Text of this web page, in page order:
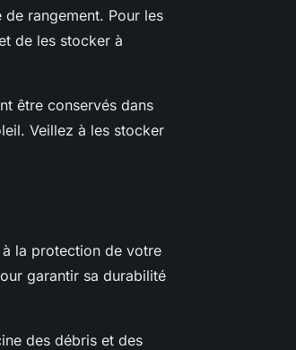
rangement. Pour les
de les stocker à
être conservés dans
Veillez à les stocker
la protection de votre
garantir sa durabilité
des débris et des